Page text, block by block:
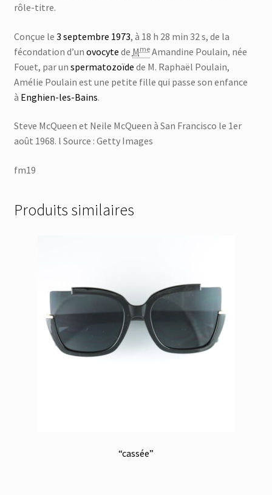
rôle-titre.
Conçue le 3 septembre 1973, à 18 h 28 min 32 s, de la
fécondation d’un ovocyte de MmeAmandine Poulain, née
Fouet, par un spermatozoïde de M. Raphaël Poulain,
Amélie Poulain est une petite fille qui passe son enfance
à Enghien-les-Bains.
Steve McQueen et Neile McQueen à San Francisco le 1er
août 1968. l Source : Getty Images
fm19
Produits similaires
“cassée”